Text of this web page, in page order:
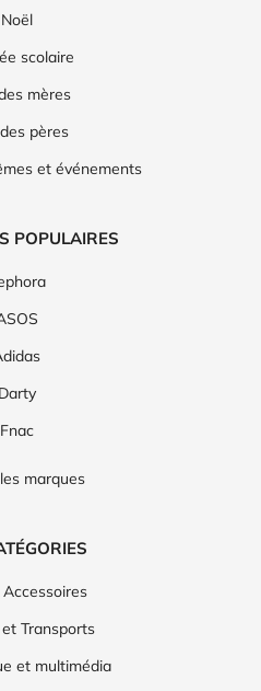
Noël
scolaire
mères
pères
et événements
POPULAIRES
Darty
Fnac
marques
Transports
et multimédia